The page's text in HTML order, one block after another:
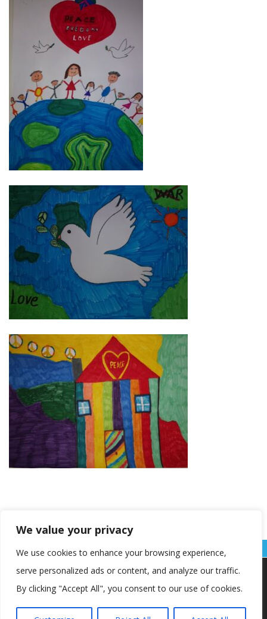
We value your privacy
We use cookies to enhance your browsing experience,
serve personalized ads or content, and analyze our traffic.
By clicking "Accept All", you consent to our use of cookies.
Koristimo kolačiće kako bismo vam pružili najbolje iskustvo na
našoj web stranici.
Informacije o kolačićima koje koristimo ili opcije za